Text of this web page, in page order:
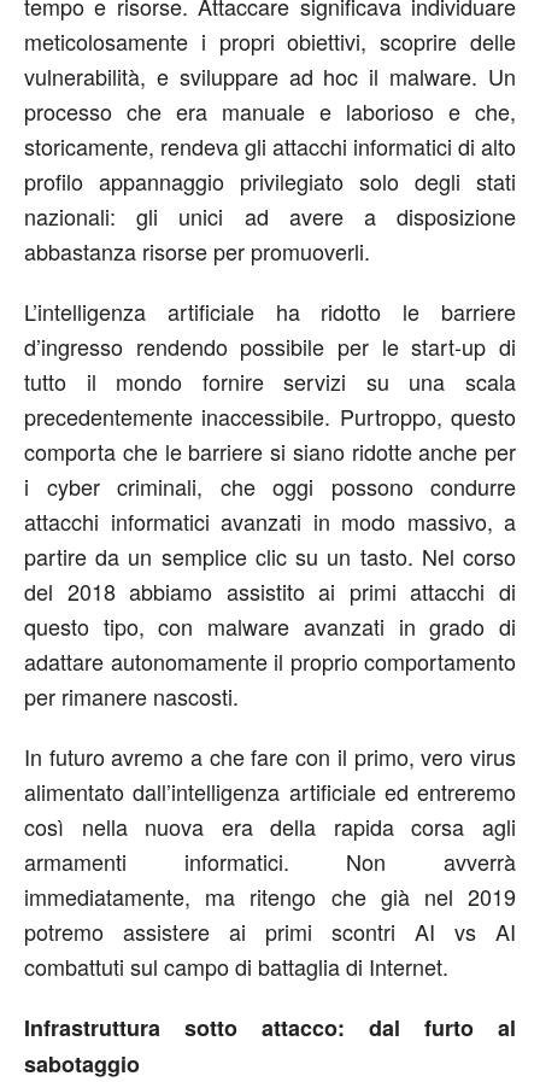
tempo e risorse. Attaccare significava individuare
meticolosamente i propri obiettivi, scoprire delle
vulnerabilità, e sviluppare ad hoc il malware. Un
processo che era manuale e laborioso e che,
storicamente, rendeva gli attacchi informatici di alto
profilo appannaggio privilegiato solo degli stati
nazionali: gli unici ad avere a disposizione
abbastanza risorse per promuoverli.
L’intelligenza artificiale ha ridotto le barriere
d’ingresso rendendo possibile per le start-up di
tutto il mondo fornire servizi su una scala
precedentemente inaccessibile. Purtroppo, questo
comporta che le barriere si siano ridotte anche per
i cyber criminali, che oggi possono condurre
attacchi informatici avanzati in modo massivo, a
partire da un semplice clic su un tasto. Nel corso
del 2018 abbiamo assistito ai primi attacchi di
questo tipo, con malware avanzati in grado di
adattare autonomamente il proprio comportamento
per rimanere nascosti.
In futuro avremo a che fare con il primo, vero virus
alimentato dall’intelligenza artificiale ed entreremo
così nella nuova era della rapida corsa agli
armamenti informatici. Non avverrà
immediatamente, ma ritengo che già nel 2019
potremo assistere ai primi scontri AI vs AI
combattuti sul campo di battaglia di Internet.
Infrastruttura sotto attacco: dal furto al
sabotaggio